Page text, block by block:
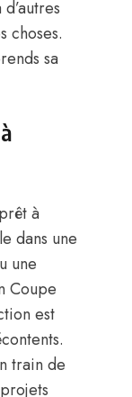
choses.
sa
à
dans une
une
Coupe
est
train de